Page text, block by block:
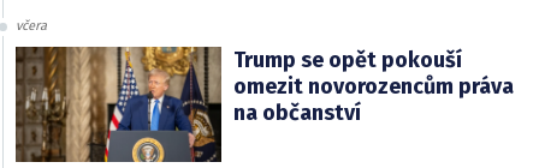
včera
Trump se opět pokouší
omezit novorozencům práva
na občanství